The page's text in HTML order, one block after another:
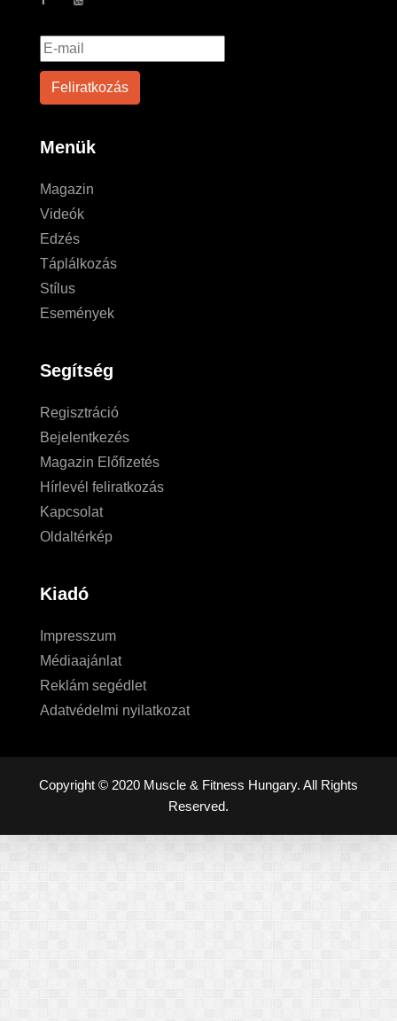
Menük
Magazin
Videók
Edzés
Táplálkozás
Stílus
Események
Segítség
Regisztráció
Bejelentkezés
Magazin Előfizetés
Hírlevél feliratkozás
Kapcsolat
Oldaltérkép
Kiadó
Impresszum
Médiaajánlat
Reklám segédlet
Adatvédelmi nyilatkozat
Copyright © 2020 Muscle & Fitness Hungary. All Rights
Reserved.